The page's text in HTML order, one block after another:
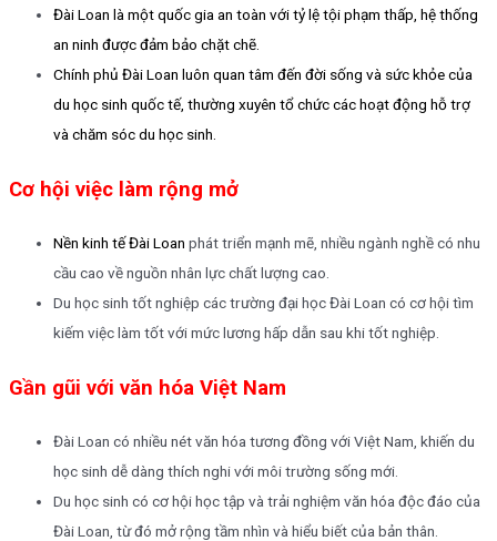
Đài Loan là một quốc gia an toàn với tỷ lệ tội phạm thấp, hệ thống
an ninh được đảm bảo chặt chẽ.
Chính phủ Đài Loan luôn quan tâm đến đời sống và sức khỏe của
du học sinh quốc tế, thường xuyên tổ chức các hoạt động hỗ trợ
và chăm sóc du học sinh.
Cơ hội việc làm rộng mở
Nền kinh tế Đài Loan phát triển mạnh mẽ, nhiều ngành nghề có nhu
cầu cao về nguồn nhân lực chất lượng cao.
Du học sinh tốt nghiệp các trường đại học Đài Loan có cơ hội tìm
kiếm việc làm tốt với mức lương hấp dẫn sau khi tốt nghiệp.
Gần gũi với văn hóa Việt Nam
Đài Loan có nhiều nét văn hóa tương đồng với Việt Nam, khiến du
học sinh dễ dàng thích nghi với môi trường sống mới.
Du học sinh có cơ hội học tập và trải nghiệm văn hóa độc đáo của
Đài Loan, từ đó mở rộng tầm nhìn và hiểu biết của bản thân.